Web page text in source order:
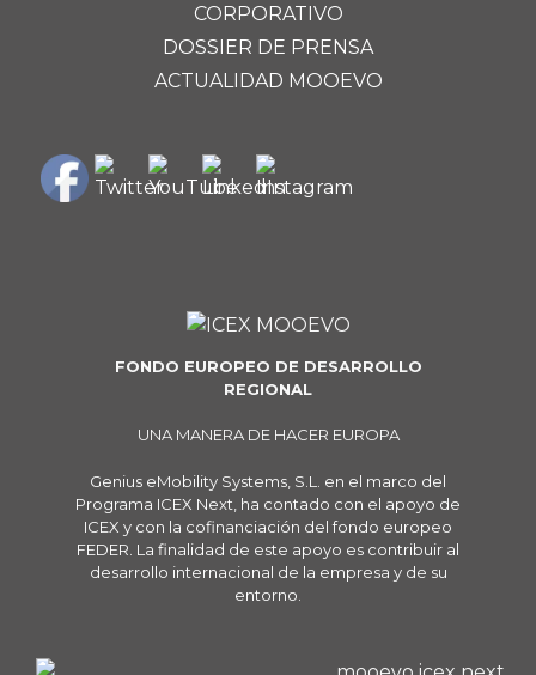
CORPORATIVO
DOSSIER DE PRENSA
ACTUALIDAD MOOEVO
FONDO EUROPEO DE DESARROLLO
REGIONAL
UNA MANERA DE HACER EUROPA
Genius eMobility Systems, S.L. en el marco del
Programa ICEX Next, ha contado con el apoyo de
ICEX y con la cofinanciación del fondo europeo
FEDER. La finalidad de este apoyo es contribuir al
desarrollo internacional de la empresa y de su
entorno.